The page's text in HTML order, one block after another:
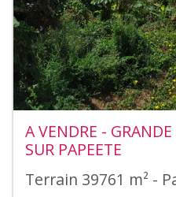
A VENDRE -
SUR PAPEETE
Terrain 39761 m² -